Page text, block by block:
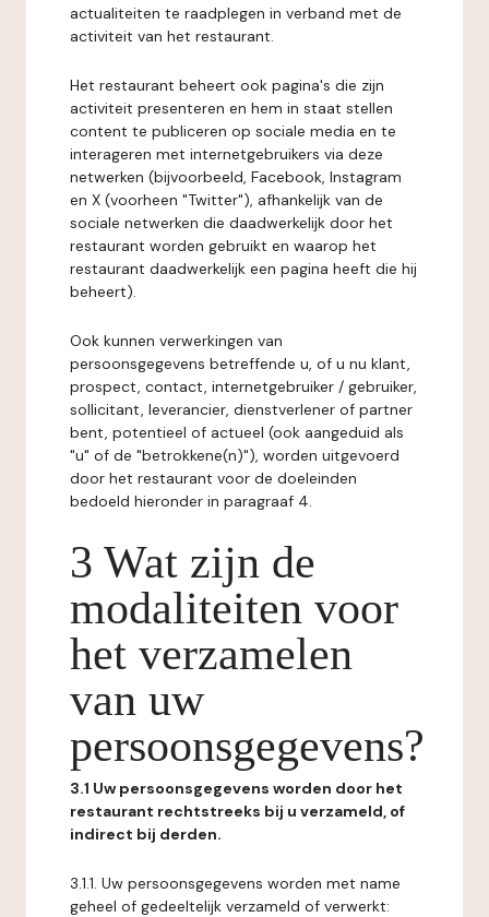
actualiteiten te raadplegen in verband met de
activiteit van het restaurant.
Het restaurant beheert ook pagina's die zijn
activiteit presenteren en hem in staat stellen
content te publiceren op sociale media en te
interageren met internetgebruikers via deze
netwerken (bijvoorbeeld, Facebook, Instagram
en X (voorheen "Twitter"), afhankelijk van de
sociale netwerken die daadwerkelijk door het
restaurant worden gebruikt en waarop het
restaurant daadwerkelijk een pagina heeft die hij
beheert).
Ook kunnen verwerkingen van
persoonsgegevens betreffende u, of u nu klant,
prospect, contact, internetgebruiker / gebruiker,
sollicitant, leverancier, dienstverlener of partner
bent, potentieel of actueel (ook aangeduid als
"u" of de "betrokkene(n)"), worden uitgevoerd
door het restaurant voor de doeleinden
bedoeld hieronder in paragraaf 4.
3 Wat zijn de
modaliteiten voor
het verzamelen
van uw
persoonsgegevens?
3.1 Uw persoonsgegevens worden door het
restaurant rechtstreeks bij u verzameld, of
indirect bij derden.
3.1.1. Uw persoonsgegevens worden met name
geheel of gedeeltelijk verzameld of verwerkt: